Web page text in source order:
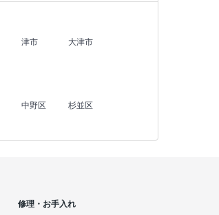
津市
大津市
中野区
杉並区
修理・お手入れ